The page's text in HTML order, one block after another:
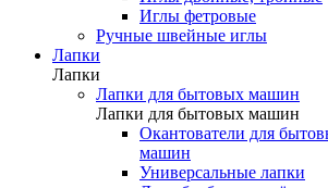
Иглы фетровые
Ручные швейные иглы
Лапки
Лапки
Лапки для бытовых машин
Лапки для бытовых машин
Окантователи для
машин
Универсальные лапки